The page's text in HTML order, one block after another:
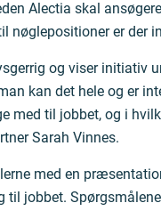
Alectia skal
nøglepositioner er der
og viser initiativ
kan det hele og er
med til jobbet, og i
Sarah Vinnes.
med en
til jobbet.